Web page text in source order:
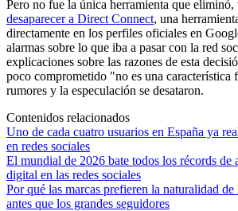
Pero no fue la única herramienta que
desaparecer a Direct Connect, una
directamente en los perfiles oficiales en
alarmas sobre lo que iba a pasar con la red
explicaciones sobre las razones de esta
poco comprometido "no es una característica
rumores y la especulación se desataron.
Contenidos relacionados
Uno de cada cuatro usuarios en España ya
en redes sociales
El mundial de 2026 bate todos los récords de
digital en las redes sociales
Por qué las marcas prefieren la naturalidad
antes que los grandes seguidores